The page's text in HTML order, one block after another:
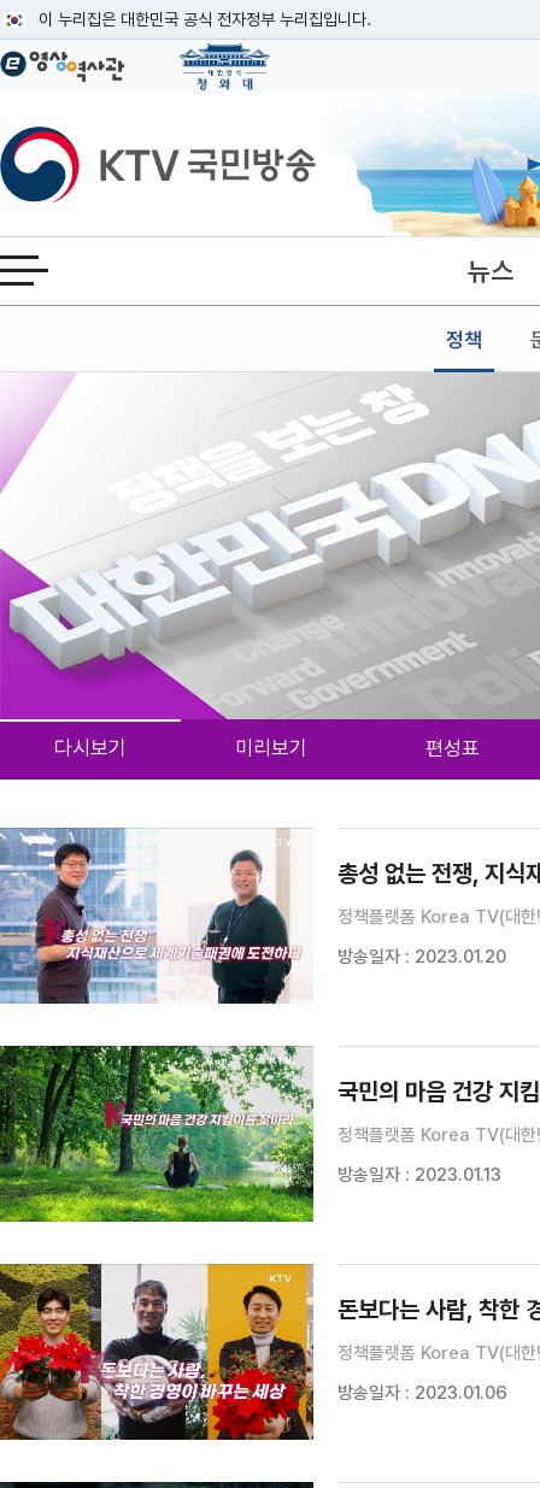
이 누리집은 대한민국 공식 전자정부 누리집입니다.
공식 누리집 주소 확인하기
이밖에 or.kr 또는 .kr등 다른 도메인 주소를 사용하고 있다면 아래 URL에서
운영중인 공식 누리집보기
KTV국민방송
전체메뉴 열기 뉴스
정책
본문
다시보기 미리보기 편성표
총성 없는 전쟁, 지식
정책플랫폼 Korea TV(대
방송일자 : 2023.01.20
국민의 마음 건강 지
정책플랫폼 Korea TV(대
방송일자 : 2023.01.13
돈보다는 사람, 착한
정책플랫폼 Korea TV(대
방송일자 : 2023.01.06
검색 조건
검색어 입력
검색